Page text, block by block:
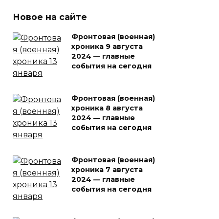
Новое на сайте
Фронтовая (военная)
хроника 9 августа
2024 — главные
события на сегодня
Фронтовая (военная)
хроника 8 августа
2024 — главные
события на сегодня
Фронтовая (военная)
хроника 7 августа
2024 — главные
события на сегодня